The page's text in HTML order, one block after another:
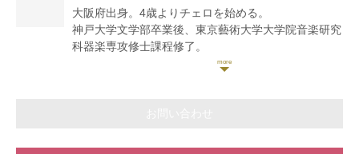
ーケストラへの客演に加え、ピアノ三重奏団「トリオ
デルアルテ」のメンバーとして、室内楽にも精力的に
取り組んでいる。サントリーホール室内楽アカデミー
第5期フェロー。第1回杉並公会堂ベヒシュタイン室内
大阪府出身。4歳よりチェロを始める。
神戸大学文学部卒業後、東京藝術大学大学院音楽研究
科器楽専攻修士課程修了。
第6回、第12回泉の森ジュニアチェロコンクール小学
際室内楽コンクール2020 in Tokyo 第1位。